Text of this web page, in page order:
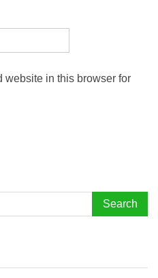
website in this browser for